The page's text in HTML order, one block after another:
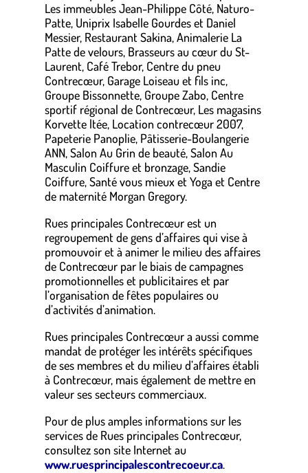
Les immeubles Jean-Philippe Côté, Naturo-
Patte, Uniprix Isabelle Gourdes et Daniel
Messier, Restaurant Sakina, Animalerie La
Patte de velours, Brasseurs au cœur du St-
Laurent, Café Trebor, Centre du pneu
Contrecœur, Garage Loiseau et fils inc,
Groupe Bissonnette, Groupe Zabo, Centre
sportif régional de Contrecœur, Les magasins
Korvette ltée, Location contrecœur 2007,
Papeterie Panoplie, Pâtisserie-Boulangerie
ANN, Salon Au Grin de beauté, Salon Au
Masculin Coiffure et bronzage, Sandie
Coiffure, Santé vous mieux et Yoga et Centre
de maternité Morgan Gregory.
Rues principales Contrecœur est un
regroupement de gens d’affaires qui vise à
promouvoir et à animer le milieu des affaires
de Contrecœur par le biais de campagnes
promotionnelles et publicitaires et par
l’organisation de fêtes populaires ou
d’activités d’animation.
Rues principales Contrecœur a aussi comme
mandat de protéger les intérêts spécifiques
de ses membres et du milieu d’affaires établi
à Contrecœur, mais également de mettre en
valeur ses secteurs commerciaux.
Pour de plus amples informations sur les
services de Rues principales Contrecœur,
consultez son site Internet au
www.ruesprincipalescontrecoeur.ca.